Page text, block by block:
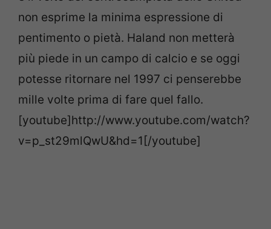
non esprime la minima espressione di
pentimento o pietà. Haland non metterà
più piede in un campo di calcio e se oggi
potesse ritornare nel 1997 ci penserebbe
mille volte prima di fare quel fallo.
[youtube]http://www.youtube.com/watch?
v=p_st29mlQwU&hd=1[/youtube]